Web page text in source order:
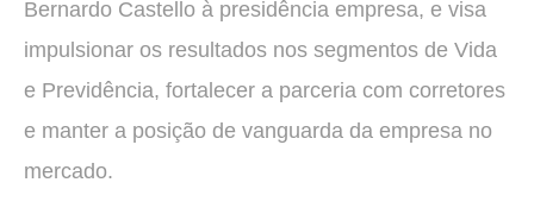
Bernardo Castello à presidência empresa, e visa
impulsionar os resultados nos segmentos de Vida
e Previdência, fortalecer a parceria com corretores
e manter a posição de vanguarda da empresa no
mercado.